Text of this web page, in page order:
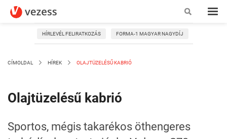
HÍRLEVÉL FELIRATKOZÁS FORMA-1 MAGYAR NAGYDÍJ
CÍMOLDAL HÍREK OLAJTÜZELÉSŰ KABRIÓ
Olajtüzelésű kabrió
Sportos, mégis takarékos öthengeres